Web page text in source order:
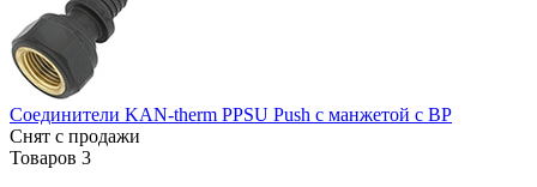
Соединители KAN-therm PPSU Push с манжетой с ВР
Снят с продажи
Товаров 3